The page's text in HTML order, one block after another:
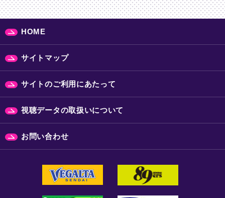
HOME
サイトマップ
サイトのご利用にあたって
視聴データの取扱いについて
お問い合わせ